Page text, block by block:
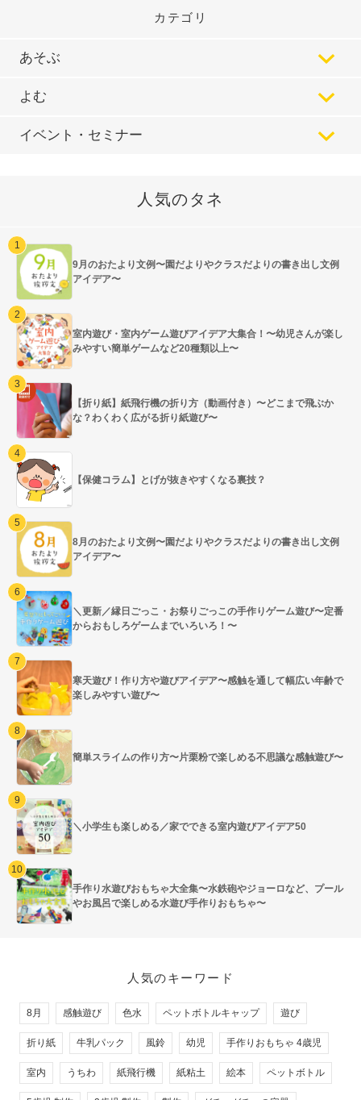
カテゴリ
あそぶ
よむ
イベント・セミナー
人気のタネ
9月のおたより文例〜園だよりやクラスだよりの書き出し文例
アイデア〜
室内遊び・室内ゲーム遊びアイデア大集合！〜幼児さんが楽し
みやすい簡単ゲームなど20種類以上〜
【折り紙】紙飛行機の折り方（動画付き）〜どこまで飛ぶか
な？わくわく広がる折り紙遊び〜
【保健コラム】とげが抜きやすくなる裏技？
8月のおたより文例〜園だよりやクラスだよりの書き出し文例
アイデア〜
＼更新／縁日ごっこ・お祭りごっこの手作りゲーム遊び〜定番
からおもしろゲームまでいろいろ！〜
寒天遊び！作り方や遊びアイデア〜感触を通して幅広い年齢で
楽しみやすい遊び〜
簡単スライムの作り方〜片栗粉で楽しめる不思議な感触遊び〜
＼小学生も楽しめる／家でできる室内遊びアイデア50
手作り水遊びおもちゃ大全集〜水鉄砲やジョーロなど、プール
やお風呂で楽しめる水遊び手作りおもちゃ〜
人気のキーワード
8月 感触遊び 色水 ペットボトルキャップ 遊び
折り紙 牛乳パック 風鈴 幼児 手作りおもちゃ 4歳児
室内 うちわ 紙飛行機 紙粘土 絵本 ペットボトル